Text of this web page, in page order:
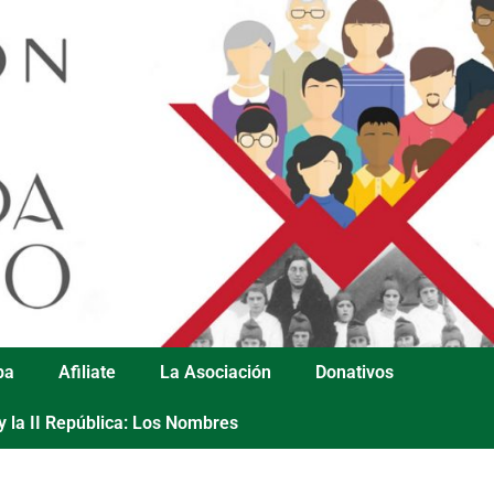
Afiliate La Asociación Donativos
la II República: Los Nombres